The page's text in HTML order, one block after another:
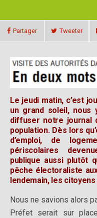
Partager Tweeter
Le jeudi matin, c’est
un grand soleil, nous
diffuser notre journal
population. Dès lors
d’emploi, de
périscolaires
publique aussi plutôt
pêche électoraliste
lendemain, les
Nous ne savions alors
Préfet serait sur